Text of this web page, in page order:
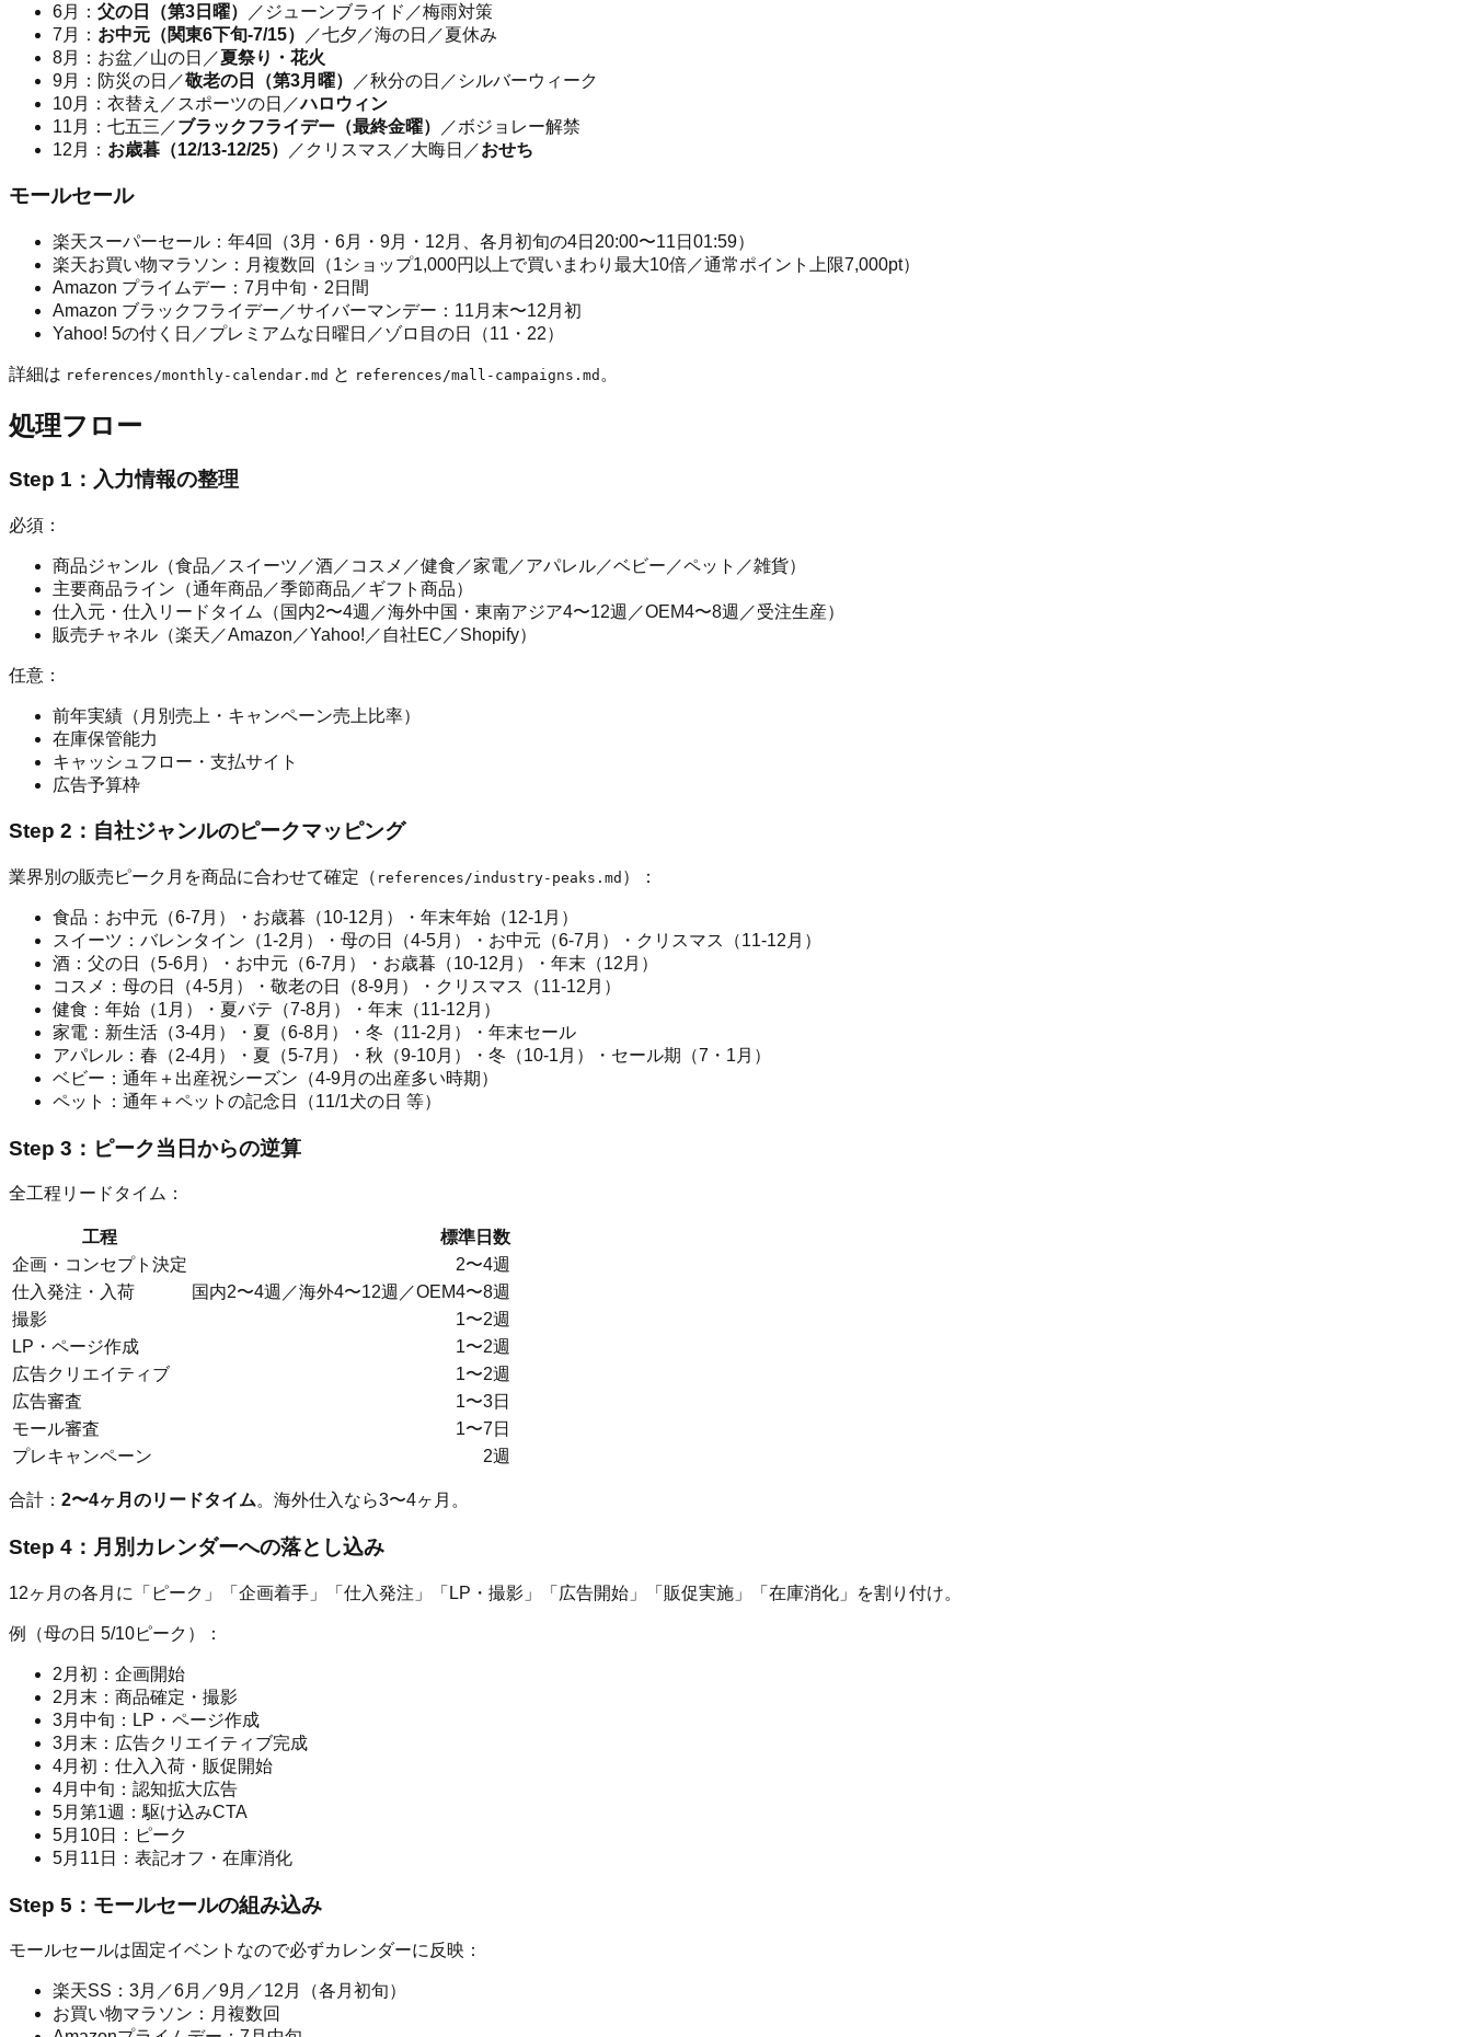
6月： 父の日（第3日曜）
／ジューンブライド／梅雨対策
7月： お中元（関東6下旬-7/15）
／七夕／海の日／夏休み
8月：お盆／山の日／夏祭り・花火
9月：防災の日／敬老の日（第3月曜）
／秋分の日／シルバーウィーク
10月：衣替え／スポーツの日／ハロウィン
11月：七五三／ブラックフライデー（最終金曜）
／ボジョレー解禁
12月： お歳暮（12/13-12/25） ／クリスマス／大晦日／おせち
モールセール
楽天スーパーセール：年4回（3月・6月・9月・12月、各月初旬の4日20:00〜11日01:59）
楽天お買い物マラソン：月複数回（1ショップ1,000円以上で買いまわり最大10倍／通常ポイント上限7,000pt）
Amazon プライムデー：7月中旬・2日間
Amazon ブラックフライデー／サイバーマンデー：11月末〜12月初
Yahoo! 5の付く日／プレミアムな日曜日／ゾロ目の日（11・22）
詳細は references/monthly-calendar.md と references/mall-campaigns.md 。
処理フロー
Step 1：入力情報の整理
必須：
商品ジャンル（食品／スイーツ／酒／コスメ／健食／家電／アパレル／ベビー／ペット／雑貨）
主要商品ライン（通年商品／季節商品／ギフト商品）
仕入元・仕入リードタイム（国内2〜4週／海外中国・東南アジア4〜12週／OEM4〜8週／受注生産）
販売チャネル（楽天／Amazon／Yahoo!／自社EC／Shopify）
任意：
前年実績（月別売上・キャンペーン売上比率）
在庫保管能力
キャッシュフロー・支払サイト
広告予算枠
Step 2：自社ジャンルのピークマッピング
業界別の販売ピーク月を商品に合わせて確定（ references/industry-peaks.md ）：
食品：お中元（6-7月）・お歳暮（10-12月）・年末年始（12-1月）
スイーツ：バレンタイン（1-2月）・母の日（4-5月）・お中元（6-7月）・クリスマス（11-12月）
酒：父の日（5-6月）・お中元（6-7月）・お歳暮（10-12月）・年末（12月）
コスメ：母の日（4-5月）・敬老の日（8-9月）・クリスマス（11-12月）
健食：年始（1月）・夏バテ（7-8月）・年末（11-12月）
家電：新生活（3-4月）・夏（6-8月）・冬（11-2月）・年末セール
アパレル：春（2-4月）・夏（5-7月）・秋（9-10月）・冬（10-1月）・セール期（7・1月）
ベビー：通年＋出産祝シーズン（4-9月の出産多い時期）
ペット：通年＋ペットの記念日（11/1犬の日 等）
Step 3：ピーク当日からの逆算
全工程リードタイム：
工程
標準日数
企画・コンセプト決定
2〜4週
仕入発注・入荷
国内2〜4週／海外4〜12週／OEM4〜8週
撮影
1〜2週
LP・ページ作成
1〜2週
広告クリエイティブ
1〜2週
広告審査
1〜3日
モール審査
1〜7日
プレキャンペーン
2週
合計： 2〜4ヶ月のリードタイム。海外仕入なら3〜4ヶ月。
Step 4：月別カレンダーへの落とし込み
12ヶ月の各月に「ピーク」「企画着手」「仕入発注」「LP・撮影」「広告開始」「販促実施」「在庫消化」を割り付け。
例（母の日 5/10ピーク）：
2月初：企画開始
2月末：商品確定・撮影
3月中旬：LP・ページ作成
3月末：広告クリエイティブ完成
4月初：仕入入荷・販促開始
4月中旬：認知拡大広告
5月第1週：駆け込みCTA
5月10日：ピーク
5月11日：表記オフ・在庫消化
Step 5：モールセールの組み込み
モールセールは固定イベントなので必ずカレンダーに反映：
楽天SS：3月／6月／9月／12月（各月初旬）
お買い物マラソン：月複数回